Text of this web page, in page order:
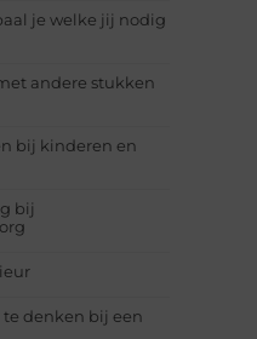
je welke jij nodig
andere stukken
bij kinderen en
bij
denken bij een